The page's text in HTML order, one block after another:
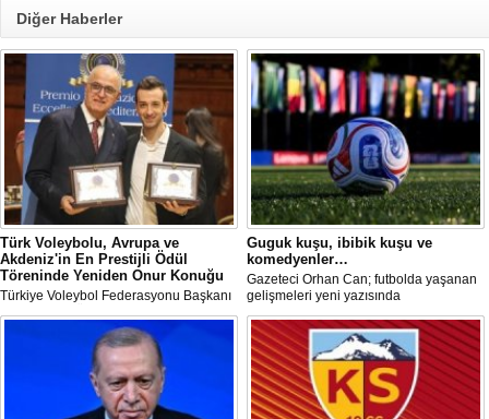
Diğer Haberler
Türk Voleybolu, Avrupa ve
Akdeniz'in En Prestijli Ödül
Töreninde Yeniden Onur Konuğu
Türkiye Voleybol Federasyonu Başkanı
Mehmet Akif Üstündağ ile A Milli Kadın
Voleybol Takımı Başantrenörü Daniele
Santarelli, İtalya'nın başkenti Roma'da
düzenlenecek Euro-Mediterranean
Excellence Award 2026 (Akdeniz
Mükemmeliyet Ödülü) törenine 2. kez
resmi olarak davet edildi.
Guguk kuşu, ibibik kuşu ve
komedyenler…
Gazeteci Orhan Can; futbolda yaşanan
gelişmeleri yeni yazısında
değerlendirdi.